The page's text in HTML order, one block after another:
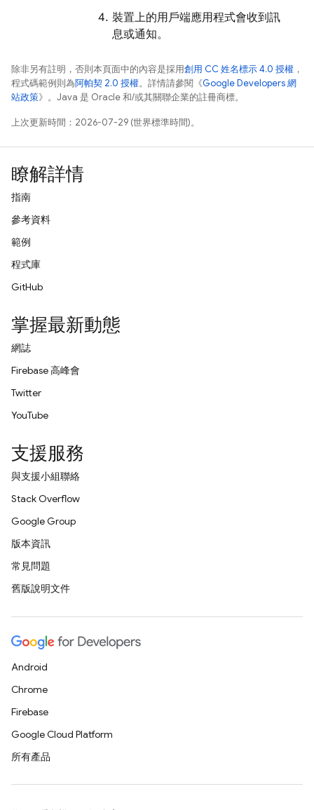
裝置上的用戶端應用程式會收到訊
息或通知。
除非另有註明，否則本頁面中的內容是採用創用 CC 姓名標示 4.0 授權 ，
程式碼範例則為阿帕契 2.0 授權。詳情請參閱《Google Developers 網
站政策》。Java 是 Oracle 和/或其關聯企業的註冊商標。
上次更新時間：2026-07-29 (世界標準時間)。
瞭解詳情
指南
參考資料
範例
程式庫
GitHub
掌握最新動態
網誌
Firebase 高峰會
Twitter
YouTube
支援服務
與支援小組聯絡
Stack Overflow
Google Group
版本資訊
常見問題
舊版說明文件
Android
Chrome
Firebase
Google Cloud Platform
所有產品